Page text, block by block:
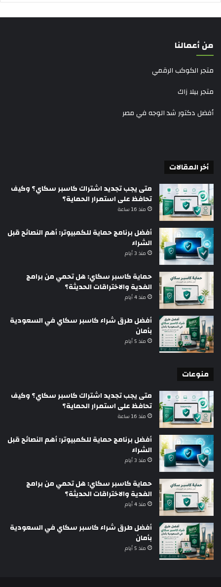
من أعمالنا
متجر الكوكب الرقمي
متجر بيلا زاك
أفضل دكتور شد الوجه في مصر
أخر المقالات
متى يجب تجديد اشتراك كاسبر سكاي؟ وكيف
تحافظ على استمرار الحماية؟
منذ 16 ساعة
أفضل برنامج حماية للكمبيوتر: أهم النصائح قبل
الشراء
منذ 3 أيام
حماية كاسبر سكاي: هل تحمي من برامج
الفدية والاختراقات الحديثة؟
منذ 4 أيام
أفضل طرق شراء كاسبر سكاي في السعودية
بأمان
منذ 5 أيام
منوعات
متى يجب تجديد اشتراك كاسبر سكاي؟ وكيف
تحافظ على استمرار الحماية؟
منذ 16 ساعة
أفضل برنامج حماية للكمبيوتر: أهم النصائح قبل
الشراء
منذ 3 أيام
حماية كاسبر سكاي: هل تحمي من برامج
الفدية والاختراقات الحديثة؟
منذ 4 أيام
أفضل طرق شراء كاسبر سكاي في السعودية
بأمان
منذ 5 أيام